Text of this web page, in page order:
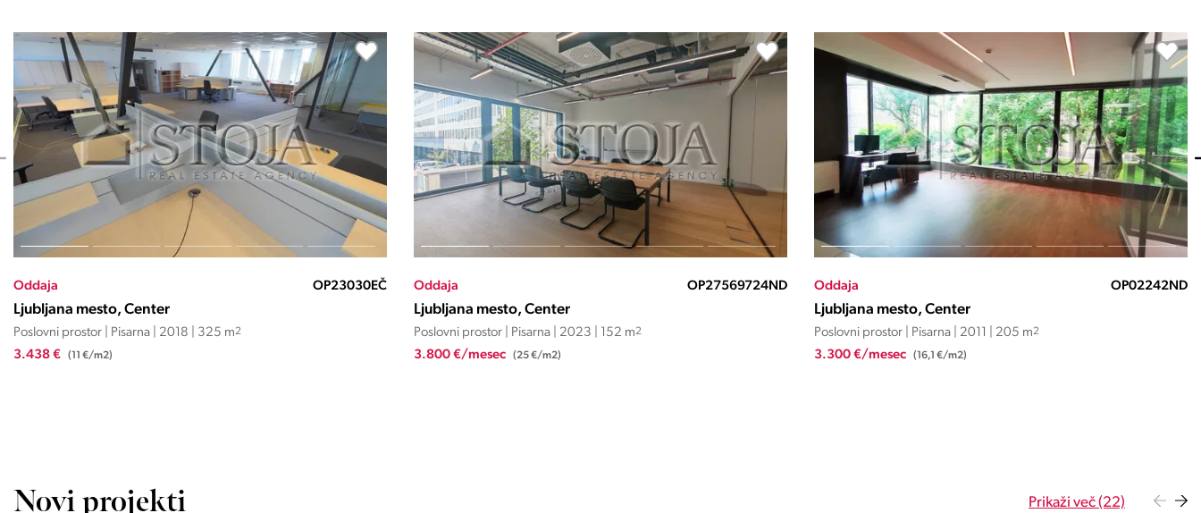
m2 Poslovni prostor | Pisarna | 2023 | 152 m2 Poslovni prostor | Pisarna | 2011 | 205 m2
Poslovni prostor | Pisarna | 2023 |
Novi projekti Prikaži več (22)